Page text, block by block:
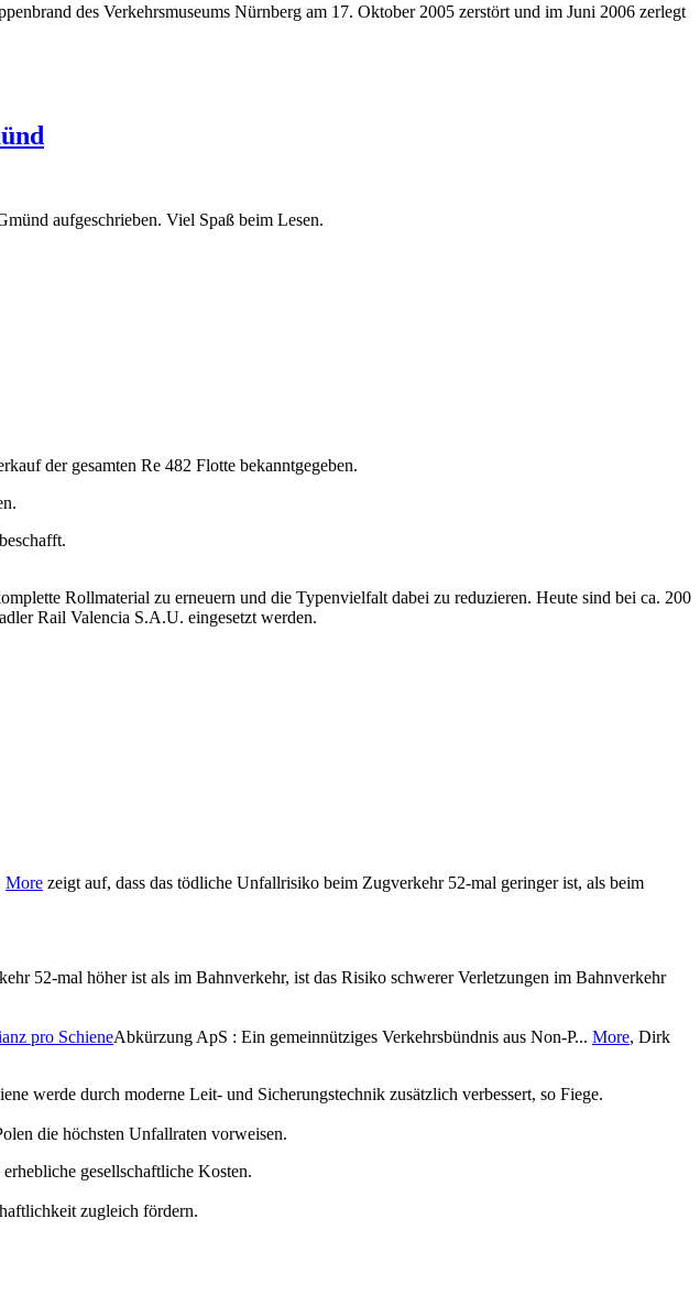
des Verkehrsmuseums Nürnberg am 17. Oktober 2005 zerstört und im Juni 2006 zerlegt
aufgeschrieben. Viel Spaß beim Lesen.
der gesamten Re 482 Flotte bekanntgegeben.
Rollmaterial zu erneuern und die Typenvielfalt dabei zu reduzieren. Heute sind bei ca. 200
Rail Valencia S.A.U. eingesetzt werden.
More zeigt auf, dass das tödliche Unfallrisiko beim Zugverkehr 52-mal geringer ist, als beim
52-mal höher ist als im Bahnverkehr, ist das Risiko schwerer Verletzungen im Bahnverkehr
pro SchieneAbkürzung ApS : Ein gemeinnütziges Verkehrsbündnis aus Non-P... More, Dirk
werde durch moderne Leit‑ und Sicherungstechnik zusätzlich verbessert, so Fiege.
die höchsten Unfallraten vorweisen.
gesellschaftliche Kosten.
zugleich fördern.